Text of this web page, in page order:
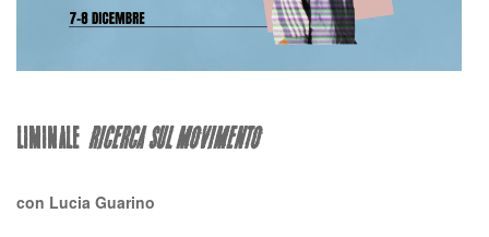
LIMINALE ricerca sul movimento
con Lucia Guarino